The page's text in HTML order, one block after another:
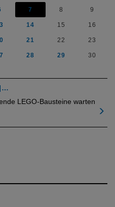
7 8 9
14 15 16
21 22 23
28 29 30
LEGO-Bausteine warten